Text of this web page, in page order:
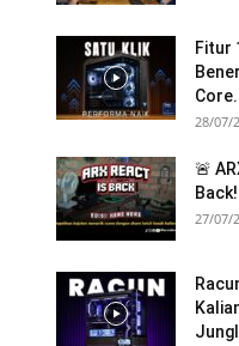
Fitur
28/07/
🚨
27/07/